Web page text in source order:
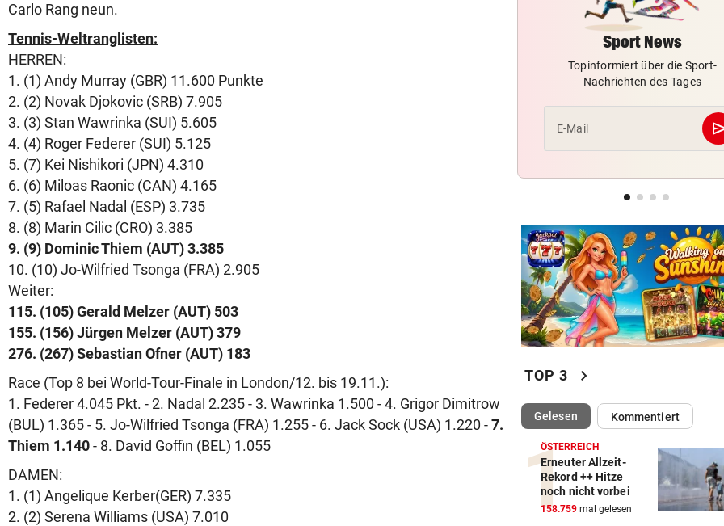
Carlo Rang neun.
Tennis-Weltranglisten:
HERREN:
1. (1) Andy Murray (GBR) 11.600 Punkte
2. (2) Novak Djokovic (SRB) 7.905
3. (3) Stan Wawrinka (SUI) 5.605
4. (4) Roger Federer (SUI) 5.125
5. (7) Kei Nishikori (JPN) 4.310
6. (6) Miloas Raonic (CAN) 4.165
7. (5) Rafael Nadal (ESP) 3.735
8. (8) Marin Cilic (CRO) 3.385
9. (9) Dominic Thiem (AUT) 3.385
10. (10) Jo-Wilfried Tsonga (FRA) 2.905
Weiter:
115. (105) Gerald Melzer (AUT) 503
155. (156) Jürgen Melzer (AUT) 379
276. (267) Sebastian Ofner (AUT) 183
Race (Top 8 bei World-Tour-Finale in London/12. bis 19.11.):
1. Federer 4.045 Pkt. - 2. Nadal 2.235 - 3. Wawrinka 1.500 - 4. Grigor Dimitrow
(BUL) 1.365 - 5. Jo-Wilfried Tsonga (FRA) 1.255 - 6. Jack Sock (USA) 1.220 -7.
Thiem 1.140- 8. David Goffin (BEL) 1.055
DAMEN:
1. (1) Angelique Kerber(GER) 7.335
2. (2) Serena Williams (USA) 7.010
Youngster Maxi Taucher
Nummer 1 erneut
SOMMERCUP 2026
LIVE: Harder Handballfest mit
Kiel, Lemgo & Kriens
im Trainingslager
Bayern mahnt Konkurrenz:
kann es nicht sein!“
Sport News
Topinformiert über die Sport-
Nachrichten des Tages
E-Mail
TOP 3 chevron_right
Gelesen(ausgewählt)Kommentiert
ÖSTERREICH
Erneuter Allzeit-
Rekord ++ Hitze
noch nicht vorbei
158.759 mal gelesen